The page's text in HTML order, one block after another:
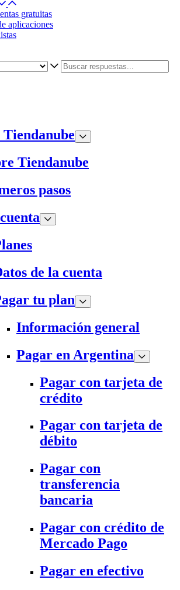
gratuitas
aplicaciones
Tiendanube
Tiendanube
pasos
de la cuenta
tu plan
Información general
Pagar en Argentina
Pagar con tarjeta de
crédito
Pagar con tarjeta de
débito
Pagar con
transferencia
bancaria
Pagar con crédito de
Mercado Pago
Pagar en efectivo